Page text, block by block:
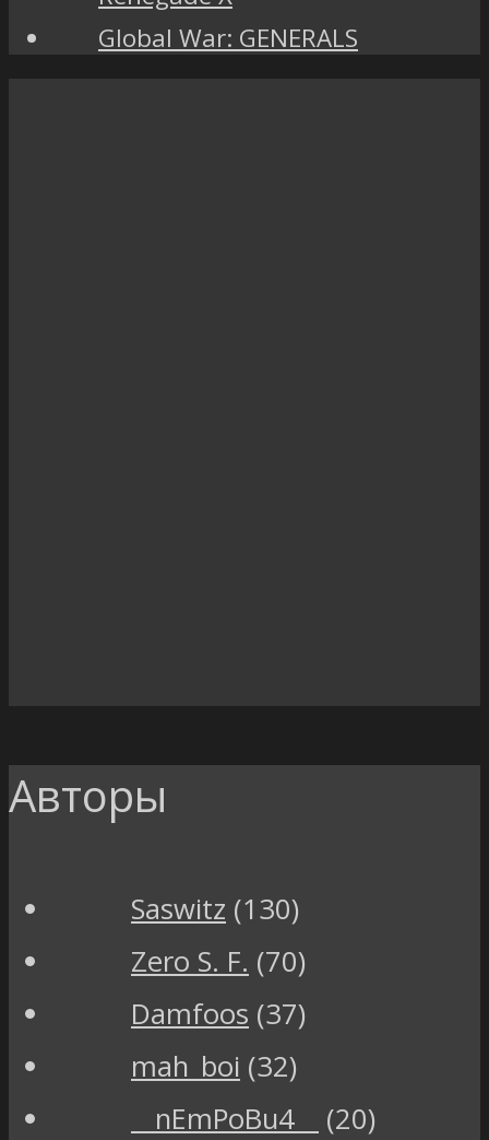
Global War: GENERALS
Авторы
Saswitz (130)
Zero S. F. (70)
Damfoos (37)
mah_boi (32)
__nEmPoBu4__
(20)